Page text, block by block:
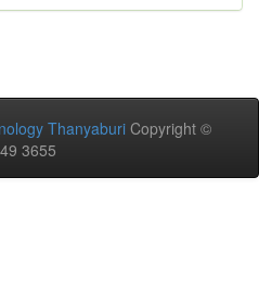
Thanyaburi Copyright ©
3655